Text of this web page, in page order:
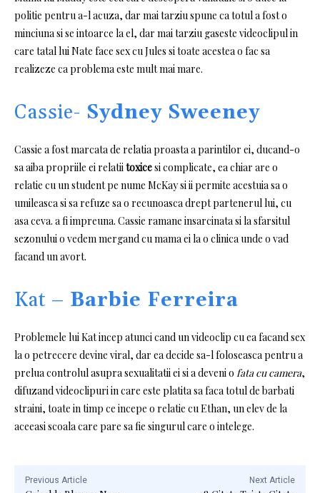
politie pentru a-l acuza, dar mai tarziu spune ca totul a fost o
minciuna si se intoarce la el, dar mai tarziu gaseste videoclipul in
care tatal lui Nate face sex cu Jules si toate acestea o fac sa
realizeze ca problema este mult mai mare.
Cassie- Sydney Sweeney
Cassie a fost marcata de relatia proasta a parintilor ei, ducand-o
sa aiba propriile ei relatiitoxicesi complicate, ea chiar are o
relatie cu un student pe nume McKay si ii permite acestuia sa o
umileasca si sa refuze sa o recunoasca drept partenerul lui, cu
asa ceva. a fi impreuna. Cassie ramane insarcinata si la sfarsitul
sezonului o vedem mergand cu mama ei la o clinica unde o vad
facand un avort.
Kat – Barbie Ferreira
Problemele lui Kat incep atunci cand un videoclip cu ea facand sex
la o petrecere devine viral, dar ea decide sa-l foloseasca pentru a
prelua controlul asupra sexualitatii ei si a deveni o fata cu camera,
difuzand videoclipuri in care este platita sa faca totul de barbati
straini, toate in timp ce incepe o relatie cu Ethan, un elev de la
aceeasi scoala care pare sa fie singurul care o intelege.
Previous Article Next Article